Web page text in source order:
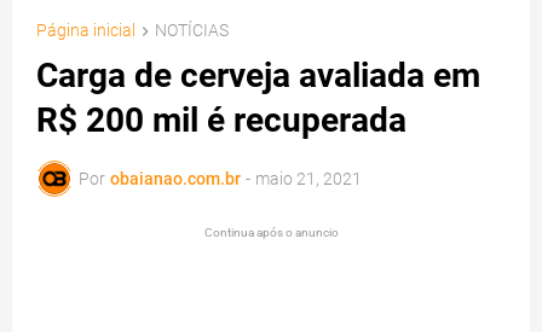
Página inicial NOTÍCIAS
Carga de cerveja avaliada em
R$ 200 mil é recuperada
Por obaianao.com.br - maio 21, 2021
Continua após o anuncio